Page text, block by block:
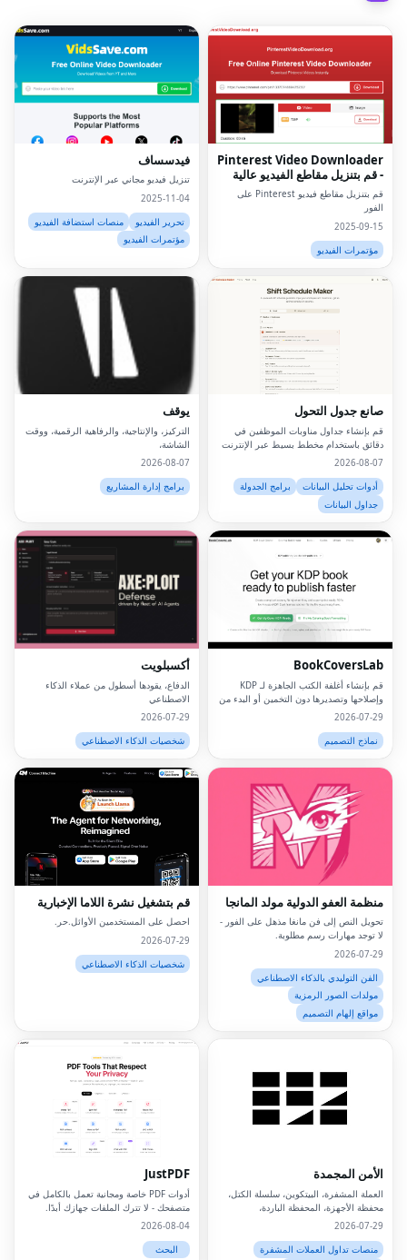
Pinterest Video Downloader
- قم بتنزيل مقاطع الفيديو عالية
الدقة على الإنترنت
قم بتنزيل مقاطع فيديو Pinterest على
الفور
2025-09-15
مؤتمرات الفيديو
فيدسساف
تنزيل فيديو مجاني عبر الإنترنت
2025-11-04
تحرير الفيديو
منصات استضافة الفيديو
مؤتمرات الفيديو
صانع جدول التحول
قم بإنشاء جداول مناوبات الموظفين في
دقائق باستخدام مخطط بسيط عبر الإنترنت
2026-08-07
أدوات تحليل البيانات
برامج الجدولة
جداول البيانات
يوقف
التركيز، والإنتاجية، والرفاهية الرقمية، ووقت
الشاشة،
2026-08-07
برامج إدارة المشاريع
BookCoversLab
قم بإنشاء أغلفة الكتب الجاهزة لـ KDP
وإصلاحها وتصديرها دون التخمين أو البدء من
الصفر.
2026-07-29
نماذج التصميم
أكسبلويت
الدفاع، يقودها أسطول من عملاء الذكاء
الاصطناعي
2026-07-29
شخصيات الذكاء الاصطناعي
منظمة العفو الدولية مولد المانجا
تحويل النص إلى فن مانغا مذهل على الفور -
لا توجد مهارات رسم مطلوبة.
2026-07-29
الفن التوليدي بالذكاء الاصطناعي
مولدات الصور الرمزية
مواقع إلهام التصميم
قم بتشغيل نشرة اللاما الإخبارية
احصل على المستخدمين الأوائل.حر.
2026-07-29
شخصيات الذكاء الاصطناعي
الأمن المجمدة
العملة المشفرة، البيتكوين، سلسلة الكتل،
محفظة الأجهزة، المحفظة الباردة،
2026-07-29
منصات تداول العملات المشفرة
JustPDF
أدوات PDF خاصة ومجانية تعمل بالكامل في
متصفحك - لا تترك الملفات جهازك أبدًا.
2026-08-04
البحث